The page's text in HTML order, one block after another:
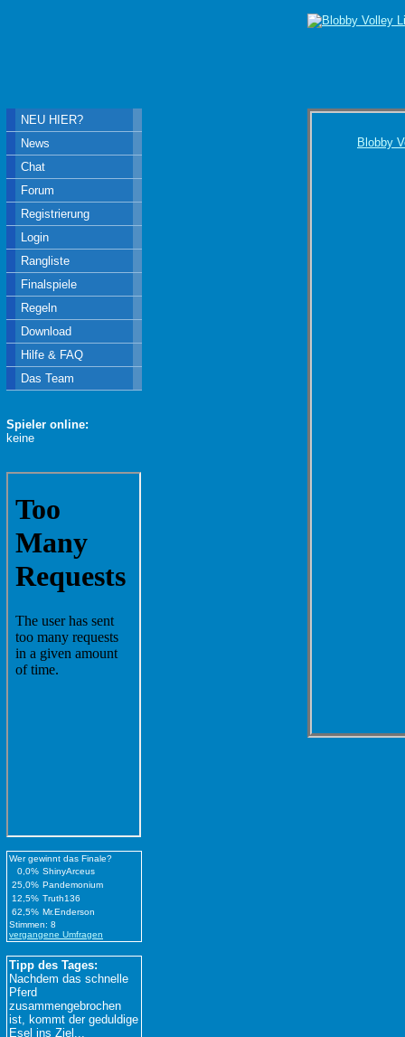
Blobby
NEU HIER?
News
Chat
Forum
Registrierung
Login
Rangliste
Finalspiele
Regeln
Download
Hilfe & FAQ
Das Team
Spieler online:
keine
Wer gewinnt das Finale?
0,0% ShinyArceus
25,0% Pandemonium
12,5% Truth136
62,5% Mr.Enderson
Stimmen: 8
vergangene Umfragen
Tipp des Tages:
Nachdem das schnelle
Pferd
zusammengebrochen
ist, kommt der geduldige
Esel ins Ziel...